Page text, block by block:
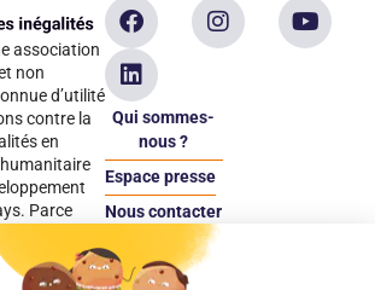
association
non
d’utilité
contre la
en
Parce
CARE met
au cœur
Qui sommes-
nous ?
Espace presse
Nous contacter
Espace
donateur